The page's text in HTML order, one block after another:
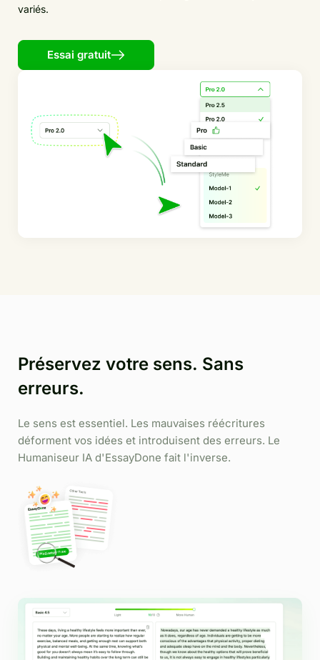
variés.
Essai gratuit
Préservez votre sens. Sans
erreurs.
Le sens est essentiel. Les mauvaises réécritures
déforment vos idées et introduisent des erreurs. Le
Humaniseur IA d'EssayDone fait l'inverse.